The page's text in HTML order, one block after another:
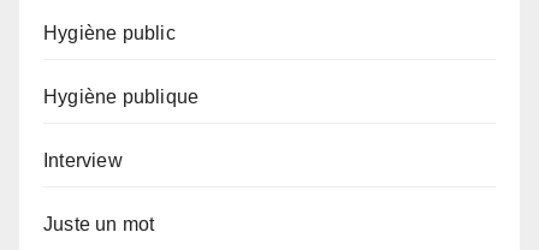
Hygiène public
Hygiène publique
Interview
Juste un mot